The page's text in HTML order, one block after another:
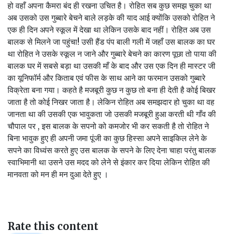
हो वहाँ अपना कैमरा बंद ही रखना उचित है। रोहित सब कुछ समझ चुका था
अब उसको उस गुब्बारे बेचने बाले लड़के की याद आई क्योंकि उसको रोहित ने
एक ही दिन अपने स्कूल में देखा था लेकिन उसके बाद नहीं। रोहित अब उस
बालक से मिलने जा पहुंचा! उसी हैंड पंप बाली गली में जहाँ उस बालक का घर
था रोहित ने उसके स्कूल न जाने और गुब्बारे बेचने का कारण पूछा तो पाया की
बालक घर में सबसे बड़ा था उसकी माँ के बाद और उस एक दिन ही मास्टर जी
का यूनिफॉर्म और किताब एवं फीस के साथ आने का फरमान उसको गुब्बारे
विक्रेता बना गया। कहते है मजबूरी कुछ न कुछ तो बना ही देती है कोई बिखर
जाता है तो कोई निखर जाता है। लेकिन रोहित अब समझदार हो चुका था वह
जानता था की उसकी एक भावुकता जो उसकी मजबूरी हुआ करती थी गाँव की
चौपाल पर , इस बालक के सपनो को कमजोर भी कर सकती है तो रोहित ने
बिना भावुक हुए ही अपनी जमा पूंजी का कुछ हिस्सा अपने साइकिल लेने के
सपने का विध्वंस करते हुए उस बालक के सपने के लिए देना चाहा परंतु बालक
स्वाभिमानी था उसने उस मदद को लेने से इंकार कर दिया लेकिन रोहित की
मानवता को मन ही मन दुआ देते हुए ।
Rate this content